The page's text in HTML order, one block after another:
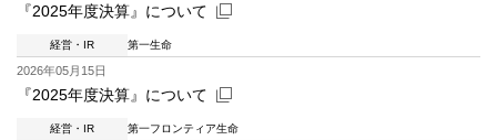
『2025年度決算』について
経営・IR 第一生命
新規ウィンドウを開きます
2026年05月15日
『2025年度決算』について
経営・IR 第一フロンティア生命